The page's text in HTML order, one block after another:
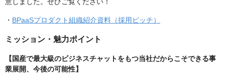
意しました。ぜひご覧ください！
・ BPaaSプロダクト組織紹介資料（採用ピッチ）
ミッション・魅力ポイント
【国産で最大級のビジネスチャットをもつ当社だからこそできる事
業展開、今後の可能性】